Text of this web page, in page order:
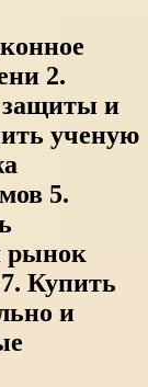
2.
защиты и
ученую
5.
рынок
Купить
и